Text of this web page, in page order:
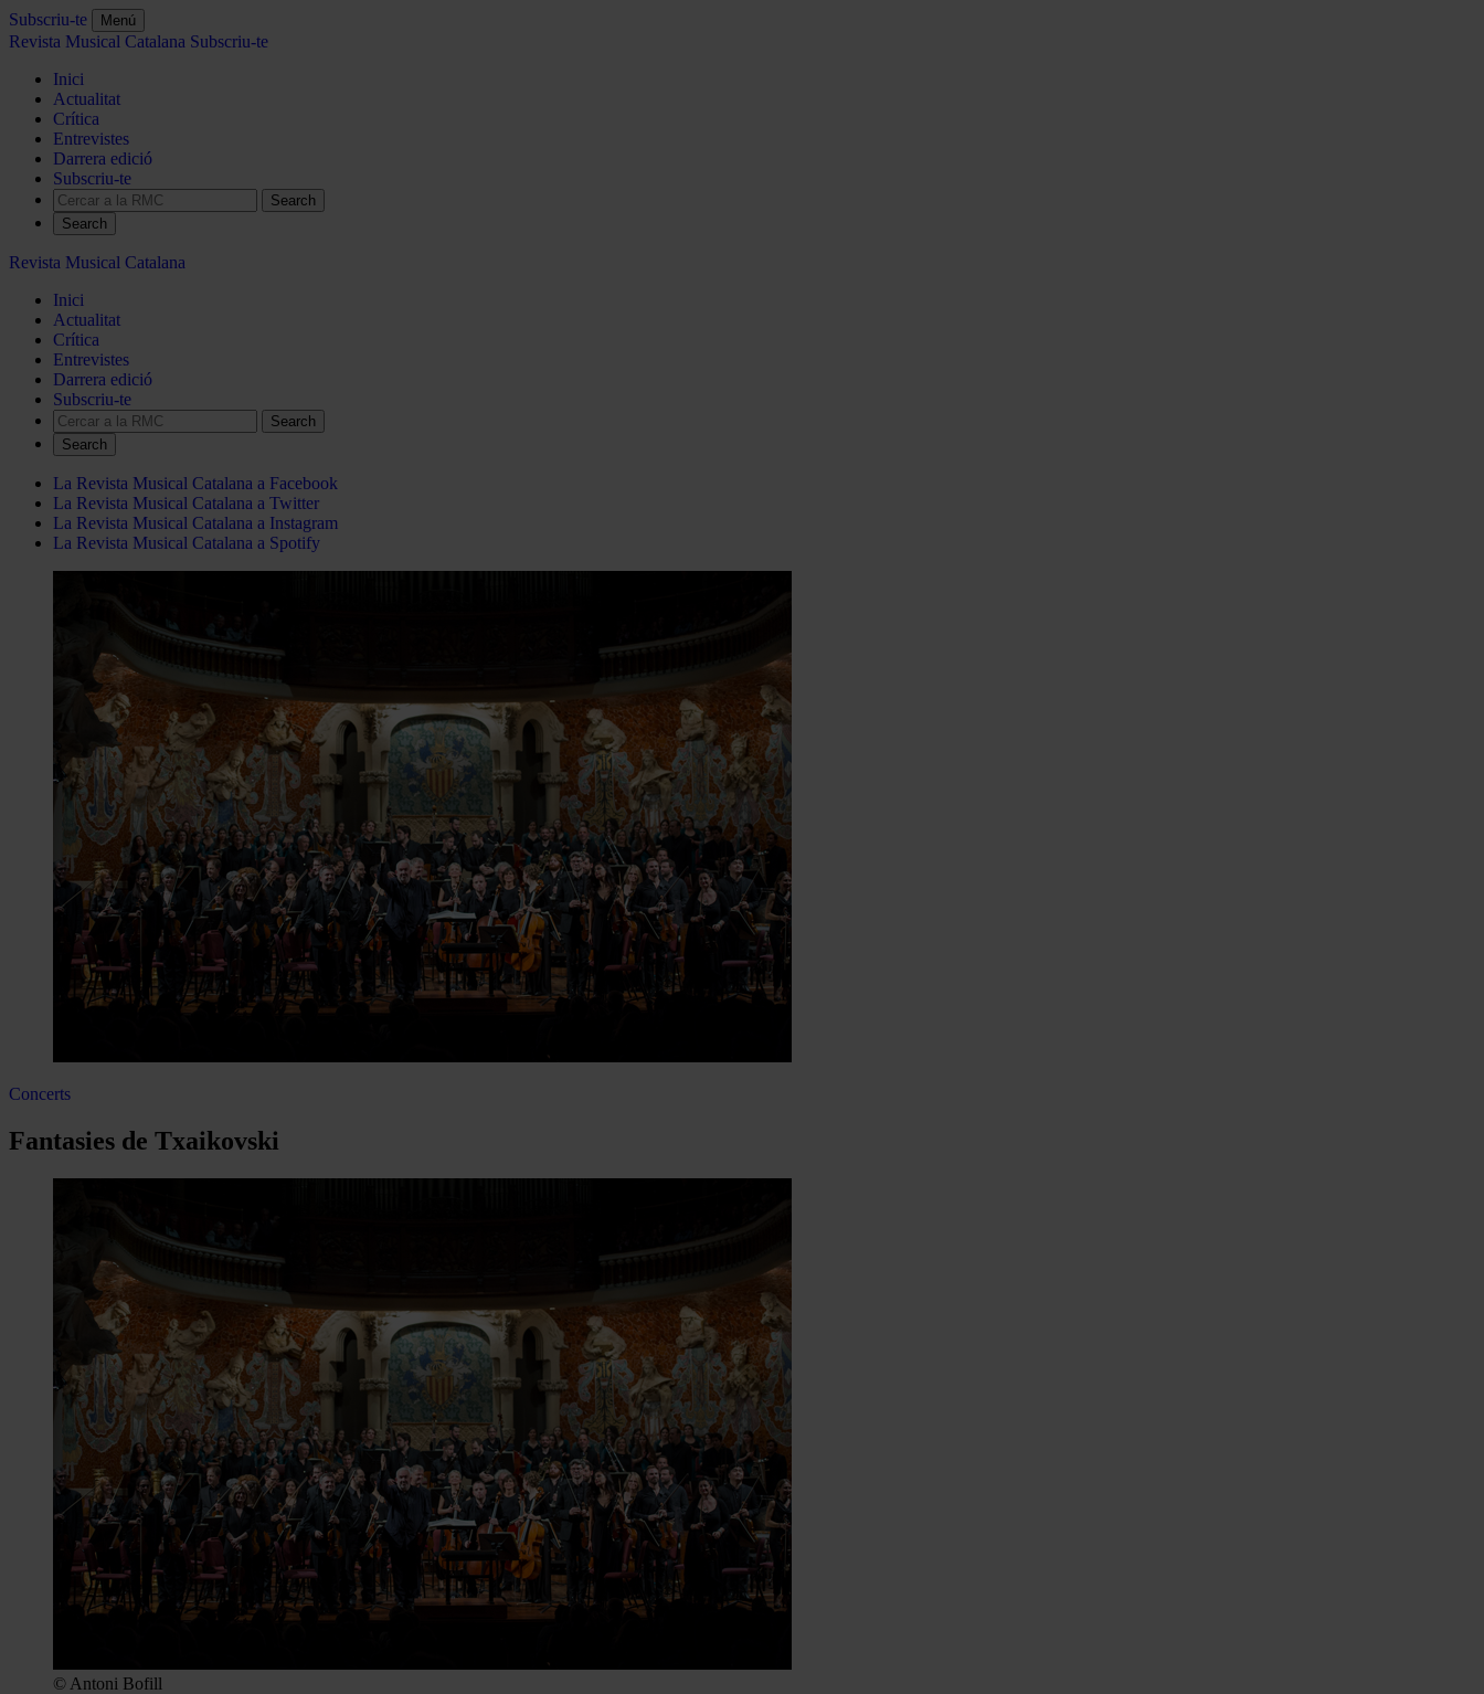
Subscriu-te Menú
Revista Musical Catalana Subscriu-te
Inici
Actualitat
Crítica
Entrevistes
Darrera edició
Subscriu-te
Search
Revista Musical Catalana
Inici
Actualitat
Crítica
Entrevistes
Darrera edició
Subscriu-te
Search
La Revista Musical Catalana a Facebook
La Revista Musical Catalana a Twitter
La Revista Musical Catalana a Instagram
La Revista Musical Catalana a Spotify
Concerts
Fantasies de Txaikovski
© Antoni Bofill